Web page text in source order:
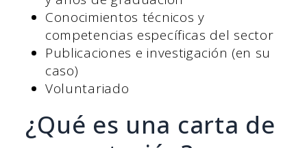
Conocimientos técnicos y
competencias específicas del sector
Publicaciones e investigación (en su
caso)
Voluntariado
¿Qué es una carta de